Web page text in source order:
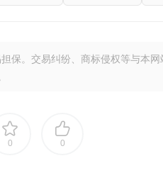
保。交易纠纷、商标侵权等与本
0 0